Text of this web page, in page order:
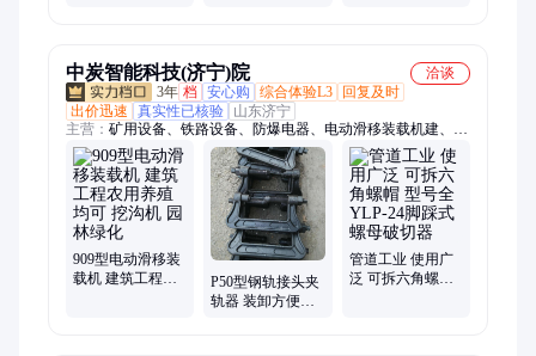
中炭智能科技(济宁)院
洽谈
3年 档 安心购 综合体验L3
回复及时
出价迅速
真实性已核验
山东济宁
主营： 矿用设备、铁路设备、防爆电器、电动滑移装载机建、仪
器仪表、路面机械、工程机械、智能制造
909型电动滑移装
载机 建筑工程农
P50型钢轨接头夹
轨器 装卸方便灵
管道工业 使用广
泛 可拆六角螺帽